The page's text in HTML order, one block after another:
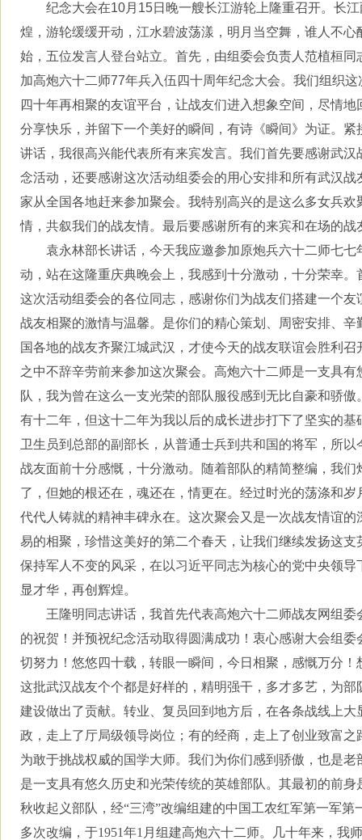
纪念大会在10月 15日晚一艘长江游轮上隆重召开。长
煌，游轮缓缓开动，江水碧波荡漾，明月当空舞，谁人不
始，五位发言人登台站立。首先，由组委会负责人范植桓
加高炮六十二师77年兵入伍四十周年纪念大会。我们组织
四十年再相聚的友谊平台，让战友们进入想象空间，尽情
分享快乐，并留下一个美好的瞬间，有诗《瞬间》为证。
讲话，我很高兴能代表所有来宾发言。我们首先要感谢武
念活动，还要感谢这次活动组委会的用心安排和所有武汉
家从全国各地赶来参加聚会。我特别高兴的是这么多女兵
情，共叙我们的战友情。最后要感谢所有的来宾和在场的战
袁永林部长讲话，今天我应邀参加原炮兵六十二师七
动，站在这隆重庆典晚会上，我感到十分激动，十分荣幸
这次活动组委会的各位同志，感谢你们为战友们搭建一个
战友相聚的激情与温馨。是你们的精心策划、周密安排、
国各地的战友齐聚江城武汉，才使今天的战友联谊会胜利
之中不辞辛劳前来参加这次聚会。高炮六十二师是一支具
队，我为曾在这么一支光荣的部队服役感到无比自豪和骄
有十二年，但这十二年为我以后的成长进步打下了坚实的
卫生员到总部的副部长，从普通士兵到共和国的将军，所
战友面前十分感慨，十分激动。随着部队的精简整编，我们
了，但她的根还在，魂还在，情更在。经过时光的荡涤和
代代人铸就的精神丰碑永在。这次聚会又是一次战友情谊
易的相聚，珍惜这美好的第二个春天，让我们继续发扬这
保持军人不变的风采，在以习近平同志为核心的党中央领
显才华，再创辉煌。
王隆明同志讲话，我首先代表高炮六十二师战友网组
的祝贺！并预祝纪念活动取得圆满成功！衷心感谢大会组
切努力！悠悠四十载，转眼一瞬间，今日相聚，感慨万分
这批武汉战友个个都是好样的，精明强干，多才多艺，为
建设做出了贡献。转业、复员回到地方后，在各条战线上
政，走上了厅局级领导岗位；有的经商，走上了创业致富
为敢于挑战权威的国学大师。我们为你们感到骄傲，也是
是一支具有悠久历史和光荣传统的英雄部队。其最初的前身
秋收起义部队，经“三湾”改编组建的中国工农红军第一军第
多次改编，于1951年1 月组建高炮六十二师。几十年来，我